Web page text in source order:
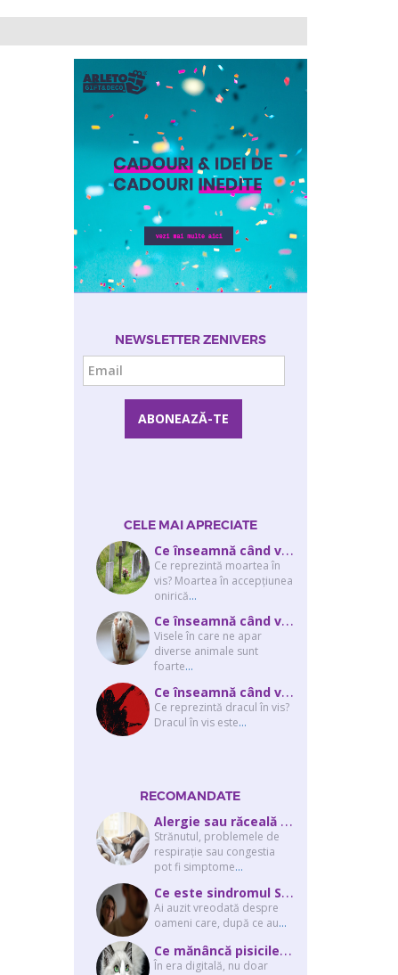
NEWSLETTER ZENIVERS
CELE MAI APRECIATE
C
e înseamnă când visezi că moare cineva apropiat? Interpretarea visului în ...
Ce reprezintă moartea în
vis? Moartea în accepţiunea
onirică...
C
e înseamnă când visezi şobolani sau şoareci
Visele în care ne apar
diverse animale sunt
foarte...
C
e înseamnă când visezi un drac? Interpretarea visului în care apar unul sau...
Ce reprezintă dracul în vis?
Dracul în vis este...
RECOMANDATE
A
lergie sau răceală – cum îţi dai seama de ce suferi și de ce conteaz...
Strănutul, problemele de
respirație sau congestia
pot fi simptome...
C
e este sindromul Stockholm și de ce victimele își apără agresorii.
Ai auzit vreodată despre
oameni care, după ce au...
C
e mănâncă pisicile “influencer” pe Instagram? Hrana lor virală
În era digitală, nu doar